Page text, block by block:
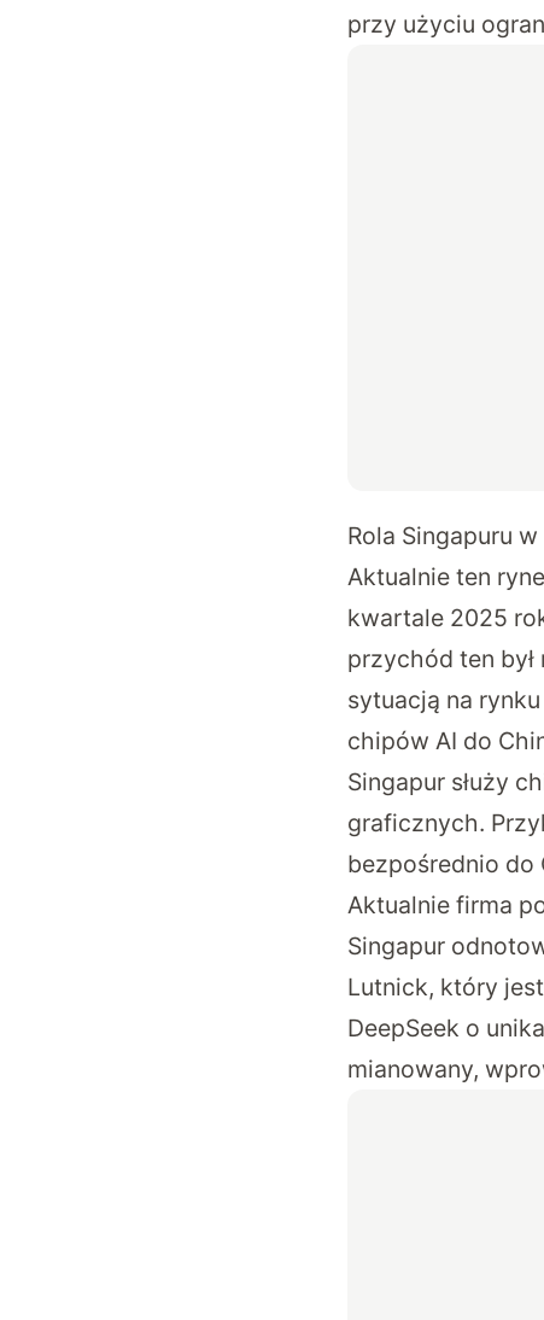
przy użyciu
Rola Singapuru
Aktualnie ten
kwartale 2025
przychód ten
sytuacją na
chipów AI do
Singapur służy
graficznych.
bezpośrednio do
Aktualnie firma
Singapur
Lutnick, który
DeepSeek o
mianowany,